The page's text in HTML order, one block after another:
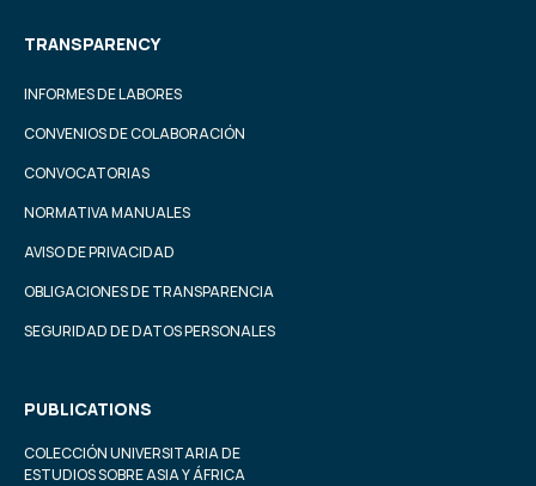
TRANSPARENCY
INFORMES DE LABORES
CONVENIOS DE COLABORACIÓN
CONVOCATORIAS
NORMATIVA MANUALES
AVISO DE PRIVACIDAD
OBLIGACIONES DE TRANSPARENCIA
SEGURIDAD DE DATOS PERSONALES
PUBLICATIONS
COLECCIÓN UNIVERSITARIA DE
ESTUDIOS SOBRE ASIA Y ÁFRICA